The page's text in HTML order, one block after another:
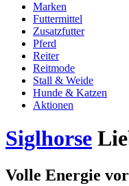
Marken
Futtermittel
Zusatzfutter
Pferd
Reiter
Reitmode
Stall & Weide
Hunde & Katzen
Aktionen
Siglhorse
Volle Energie